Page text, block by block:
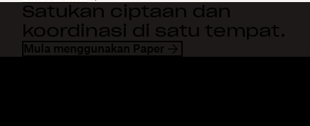
Satukan ciptaan dan
koordinasi di satu tempat.
Mula menggunakan Paper